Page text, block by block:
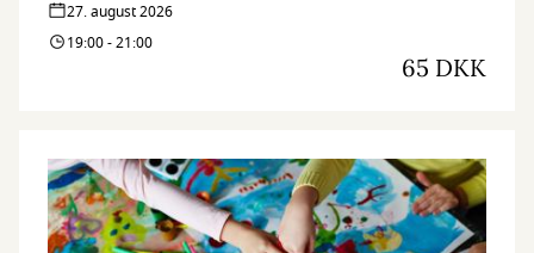
27. august 2026
19:00 - 21:00
65 DKK